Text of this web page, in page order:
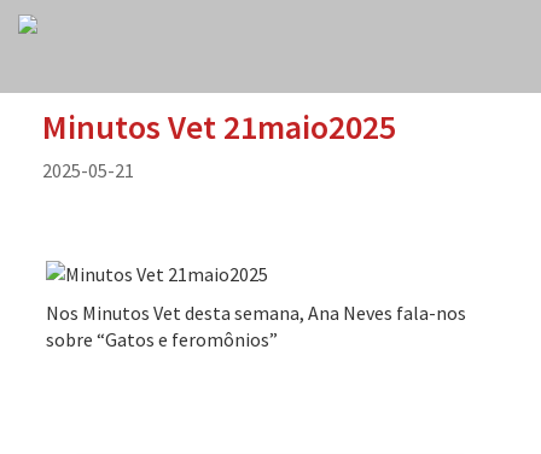
Minutos Vet 21maio2025
2025-05-21
Nos Minutos Vet desta semana, Ana Neves fala-nos
sobre “Gatos e feromônios”